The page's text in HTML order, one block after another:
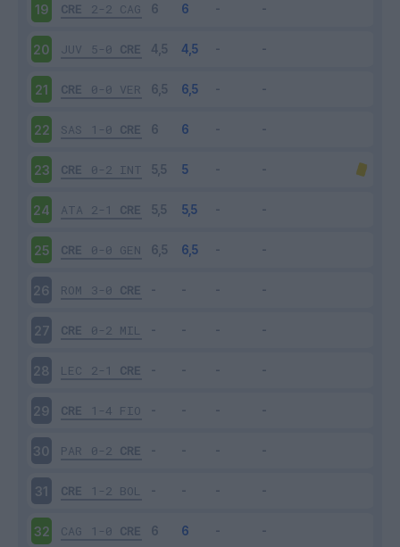
19 CRE 2-2 CAG
20 JUV 5-0 CRE
21 CRE 0-0 VER
22 SAS 1-0 CRE
23 CRE 0-2 INT
24 ATA 2-1 CRE
25 CRE 0-0 GEN
26 ROM 3-0 CRE
27 CRE 0-2 MIL
28 LEC 2-1 CRE
29 CRE 1-4 FIO
30 PAR 0-2 CRE
31 CRE 1-2 BOL
32 CAG 1-0 CRE